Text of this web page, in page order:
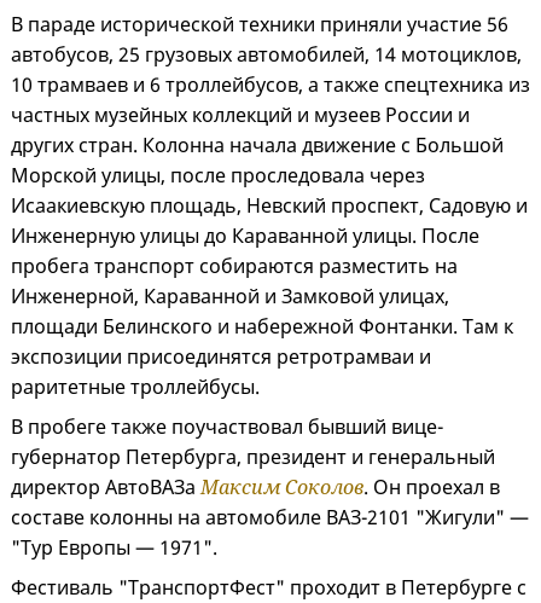
В параде исторической техники приняли участие 56
автобусов, 25 грузовых автомобилей, 14 мотоциклов,
10 трамваев и 6 троллейбусов, а также спецтехника из
частных музейных коллекций и музеев России и
других стран. Колонна начала движение с Большой
Морской улицы, после проследовала через
Исаакиевскую площадь, Невский проспект, Садовую и
Инженерную улицы до Караванной улицы. После
пробега транспорт собираются разместить на
Инженерной, Караванной и Замковой улицах,
площади Белинского и набережной Фонтанки. Там к
экспозиции присоединятся ретротрамваи и
раритетные троллейбусы.
В пробеге также поучаствовал бывший вице-
губернатор Петербурга, президент и генеральный
директор АвтоВАЗаМаксим Соколов. Он проехал в
составе колонны на автомобиле ВАЗ-2101 "Жигули" —
"Тур Европы — 1971".
Фестиваль "ТранспортФест" проходит в Петербурге с